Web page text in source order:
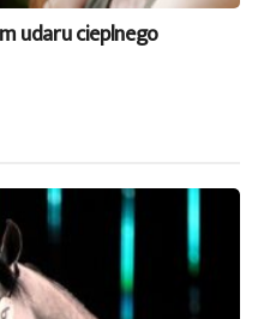
udaru cieplnego